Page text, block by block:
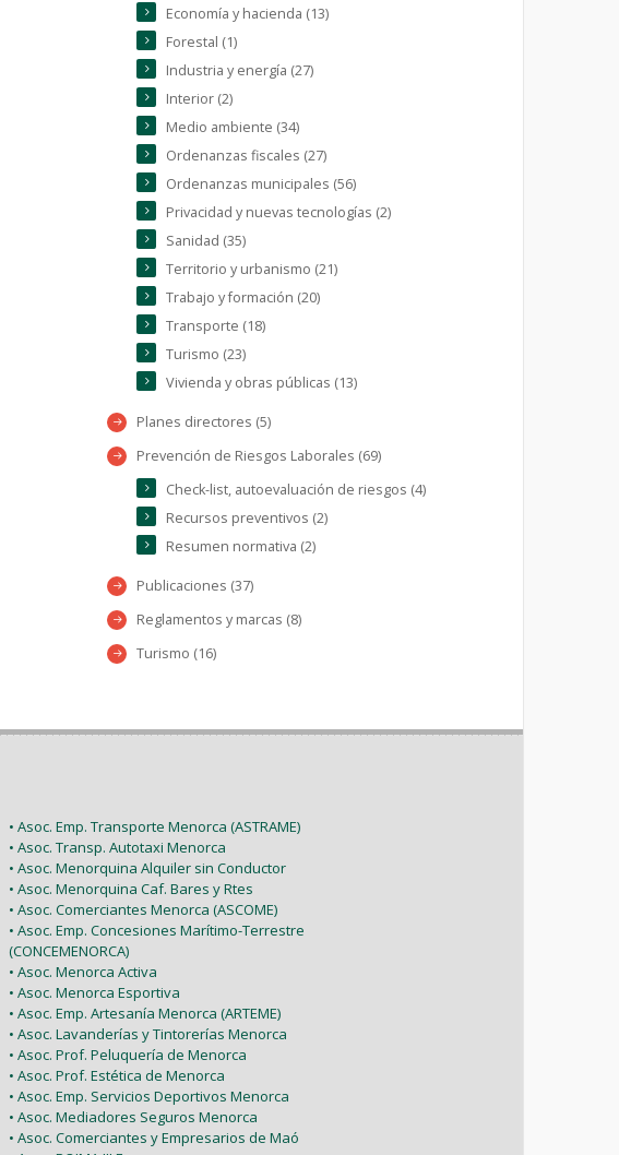
Economía y hacienda (13)
Forestal (1)
Industria y energía (27)
Interior (2)
Medio ambiente (34)
Ordenanzas fiscales (27)
Ordenanzas municipales (56)
Privacidad y nuevas tecnologías (2)
Sanidad (35)
Territorio y urbanismo (21)
Trabajo y formación (20)
Transporte (18)
Turismo (23)
Vivienda y obras públicas (13)
Planes directores (5)
Prevención de Riesgos Laborales (69)
Check-list, autoevaluación de riesgos (4)
Recursos preventivos (2)
Resumen normativa (2)
Publicaciones (37)
Reglamentos y marcas (8)
Turismo (16)
• Asoc. Emp. Transporte Menorca (ASTRAME)
• Asoc. Transp. Autotaxi Menorca
• Asoc. Menorquina Alquiler sin Conductor
• Asoc. Menorquina Caf. Bares y Rtes
• Asoc. Comerciantes Menorca (ASCOME)
• Asoc. Emp. Concesiones Marítimo-Terrestre
(CONCEMENORCA)
• Asoc. Menorca Activa
• Asoc. Menorca Esportiva
• Asoc. Emp. Artesanía Menorca (ARTEME)
• Asoc. Lavanderías y Tintorerías Menorca
• Asoc. Prof. Peluquería de Menorca
• Asoc. Prof. Estética de Menorca
• Asoc. Emp. Servicios Deportivos Menorca
• Asoc. Mediadores Seguros Menorca
• Asoc. Comerciantes y Empresarios de Maó